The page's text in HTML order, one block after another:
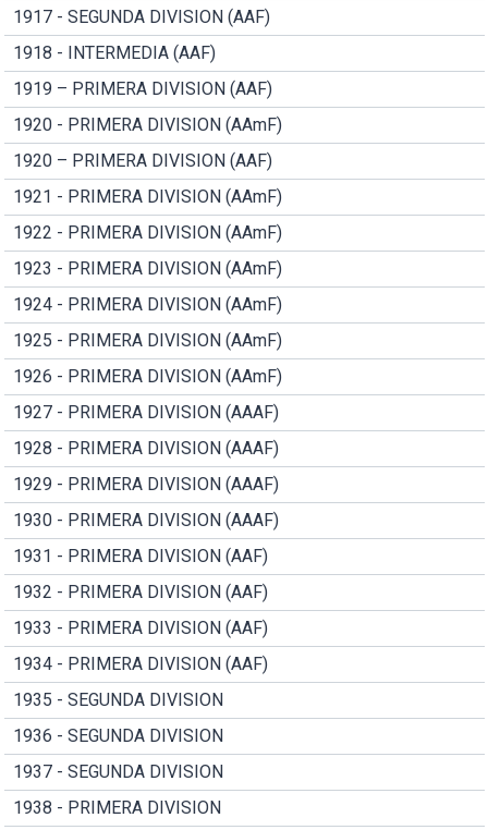
1917 - SEGUNDA DIVISION (AAF)
1918 - INTERMEDIA (AAF)
1919 – PRIMERA DIVISION (AAF)
1920 - PRIMERA DIVISION (AAmF)
1920 – PRIMERA DIVISION (AAF)
1921 - PRIMERA DIVISION (AAmF)
1922 - PRIMERA DIVISION (AAmF)
1923 - PRIMERA DIVISION (AAmF)
1924 - PRIMERA DIVISION (AAmF)
1925 - PRIMERA DIVISION (AAmF)
1926 - PRIMERA DIVISION (AAmF)
1927 - PRIMERA DIVISION (AAAF)
1928 - PRIMERA DIVISION (AAAF)
1929 - PRIMERA DIVISION (AAAF)
1930 - PRIMERA DIVISION (AAAF)
1931 - PRIMERA DIVISION (AAF)
1932 - PRIMERA DIVISION (AAF)
1933 - PRIMERA DIVISION (AAF)
1934 - PRIMERA DIVISION (AAF)
1935 - SEGUNDA DIVISION
1936 - SEGUNDA DIVISION
1937 - SEGUNDA DIVISION
1938 - PRIMERA DIVISION